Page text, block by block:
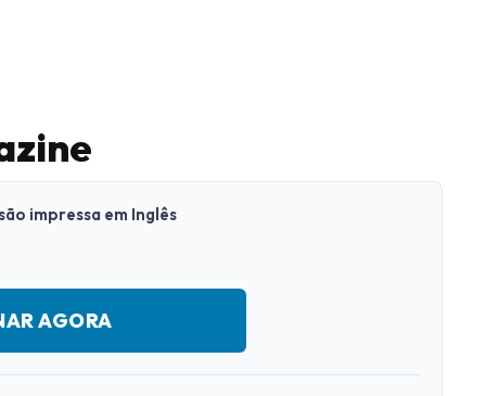
impressa em Inglês
AGORA